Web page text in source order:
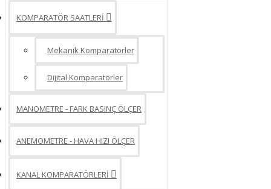
KOMPARATÖR SAATLERİ
Mekanik Komparatörler
Dijital Komparatörler
MANOMETRE - FARK BASINÇ ÖLÇER
ANEMOMETRE - HAVA HIZI ÖLÇER
KANAL KOMPARATÖRLERİ